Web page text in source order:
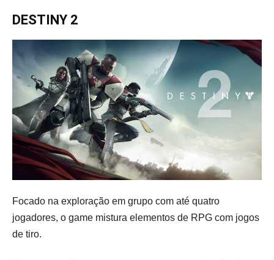
DESTINY 2
Focado na exploração em grupo com até quatro
jogadores, o game mistura elementos de RPG com jogos
de tiro.